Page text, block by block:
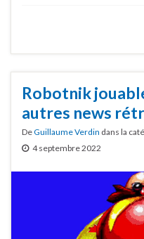
Robotnik
autres news
DeGuillaume Verdin dans la
4 septembre 2022